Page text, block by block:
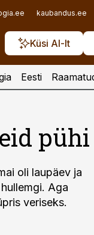
kaubandus.ee
Küsi AI-lt
Eesti
pühi
oli laupäev ja
Aga
veriseks.